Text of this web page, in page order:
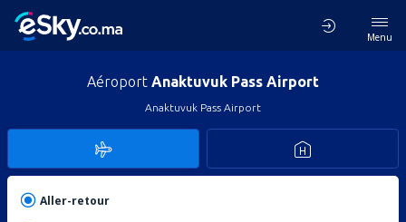
Menu
Aéroport Anaktuvuk Pass Airport
Anaktuvuk Pass Airport
Aller-retour